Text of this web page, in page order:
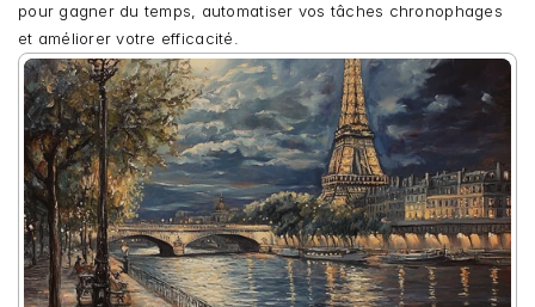
pour gagner du temps, automatiser vos tâches chronophages
et améliorer votre efficacité.